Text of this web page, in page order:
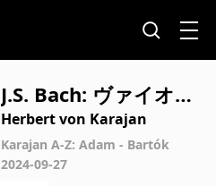
J.S. Bach: ヴァイオリ
ン協奏曲 第2番 ホ長
調 BWV1042: 第2楽
章: Adagio
Herbert von Karajan
Karajan A-Z: Adam - Bartók
2024-09-27